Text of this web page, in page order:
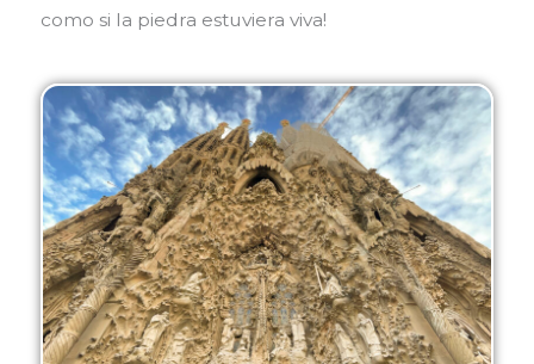
como si la piedra estuviera viva!